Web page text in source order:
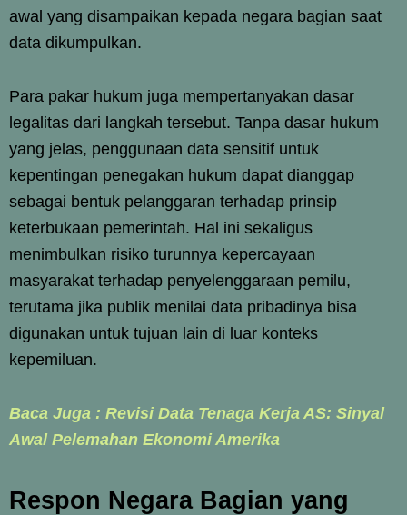
awal yang disampaikan kepada negara bagian saat
data dikumpulkan.
Para pakar hukum juga mempertanyakan dasar
legalitas dari langkah tersebut. Tanpa dasar hukum
yang jelas, penggunaan data sensitif untuk
kepentingan penegakan hukum dapat dianggap
sebagai bentuk pelanggaran terhadap prinsip
keterbukaan pemerintah. Hal ini sekaligus
menimbulkan risiko turunnya kepercayaan
masyarakat terhadap penyelenggaraan pemilu,
terutama jika publik menilai data pribadinya bisa
digunakan untuk tujuan lain di luar konteks
kepemiluan.
Baca Juga : Revisi Data Tenaga Kerja AS: Sinyal
Awal Pelemahan Ekonomi Amerika
Respon Negara Bagian yang